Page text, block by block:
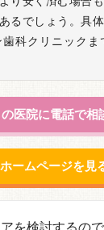
るでしょう。具
科クリニックま
の医院に電話で相
ームページを見
を検討するの